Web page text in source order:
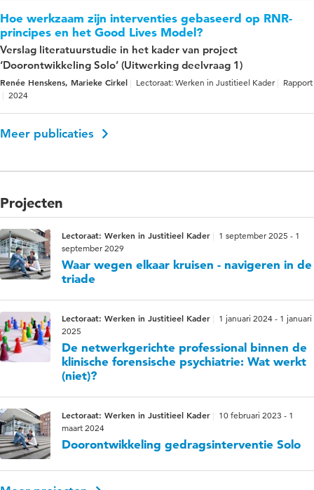
Hoe werkzaam zijn interventies gebaseerd op RNR-
principes en het Good Lives Model?
Verslag literatuurstudie in het kader van project
‘Doorontwikkeling Solo’ (Uitwerking deelvraag 1)
Renée Henskens, Marieke Cirkel Lectoraat: Werken in Justitieel Kader
Rapport
2024
Meer publicaties
Projecten
Lectoraat: Werken in Justitieel Kader
1 september 2025 - 1
september 2029
Waar wegen elkaar kruisen - navigeren in de
triade
Lectoraat: Werken in Justitieel Kader
1 januari 2024 - 1 januari
2025
De netwerkgerichte professional binnen de
klinische forensische psychiatrie: Wat werkt
(niet)?
Lectoraat: Werken in Justitieel Kader
10 februari 2023 - 1
maart 2024
Doorontwikkeling gedragsinterventie Solo